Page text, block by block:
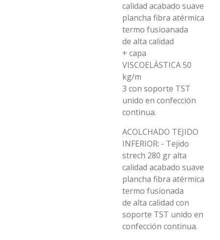
calidad acabado suave
plancha fibra atérmica
termo fusioanada
de alta calidad
+ capa
VISCOELÁSTICA 50
kg/m
3 con soporte TST
unido en confección
continua.
ACOLCHADO TEJIDO
INFERIOR: - Tejido
strech 280 gr alta
calidad acabado suave
plancha fibra atérmica
termo fusionada
de alta calidad con
soporte TST unido en
confección continua.